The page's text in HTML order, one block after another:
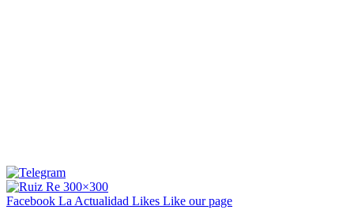
Facebook La Actualidad Likes Like our page